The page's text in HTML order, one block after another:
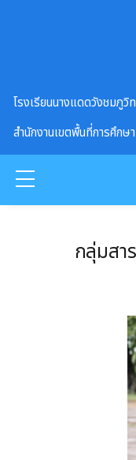
โรงเรียนนางแดดวังชมภูวิ
สำนักงานเขตพื้นที่การศึก
กลุ่มสา